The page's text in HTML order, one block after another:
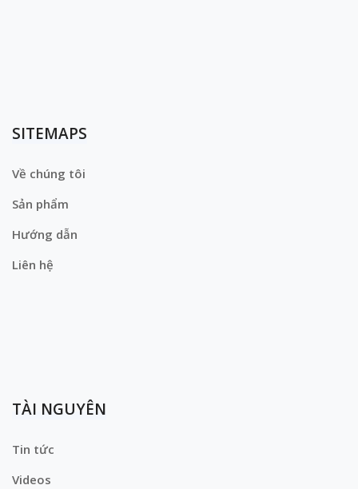
SITEMAPS
Về chúng tôi
Sản phẩm
Hướng dẫn
Liên hệ
TÀI NGUYÊN
Tin tức
Videos